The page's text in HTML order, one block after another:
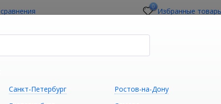
0 Избранные
Санкт-Петербург
Ростов-на-Дону